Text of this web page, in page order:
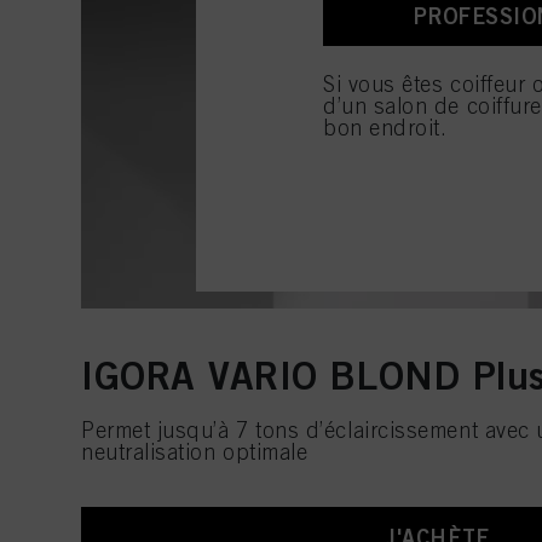
IGORA VARIO BLOND
Permet jusqu’à 7 tons d’éclaircissement
neutralisation optimale
Si vous êtes coiffeur
d’un salon de
bon endroit.
consulter les
En cliquant sur «
que le traitement de
seuls les cookies